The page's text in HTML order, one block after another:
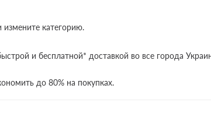
категорию.
и бесплатной* доставкой во все города
до 80% на покупках.